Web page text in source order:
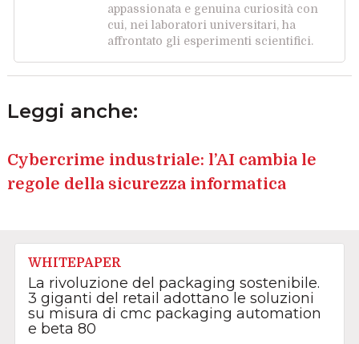
appassionata e genuina curiosità con
cui, nei laboratori universitari, ha
affrontato gli esperimenti scientifici.
Leggi anche:
Cybercrime industriale: l’AI cambia le
regole della sicurezza informatica
WHITEPAPER
La rivoluzione del packaging sostenibile.
3 giganti del retail adottano le soluzioni
su misura di cmc packaging automation
e beta 80